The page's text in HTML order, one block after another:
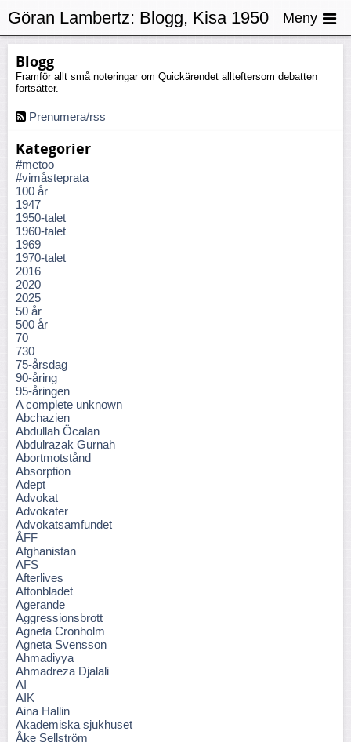
Blogg
Framför allt små noteringar om Quickärendet allteftersom debatten
fortsätter.
Prenumera/rss
Kategorier
#metoo
#vimåsteprata
100 år
1947
1950-talet
1960-talet
1969
1970-talet
2016
2020
2025
50 år
500 år
70
730
75-årsdag
90-åring
95-åringen
A complete unknown
Abchazien
Abdullah Öcalan
Abdulrazak Gurnah
Abortmotstånd
Absorption
Adept
Advokat
Advokater
Advokatsamfundet
ÅFF
Afghanistan
AFS
Afterlives
Aftonbladet
Agerande
Aggressionsbrott
Agneta Cronholm
Agneta Svensson
Ahmadiyya
Ahmadreza Djalali
AI
AIK
Aina Hallin
Akademiska sjukhuset
Åke Sellström
Göran Lambertz: Blogg, Kisa 1950
– 75
Meny